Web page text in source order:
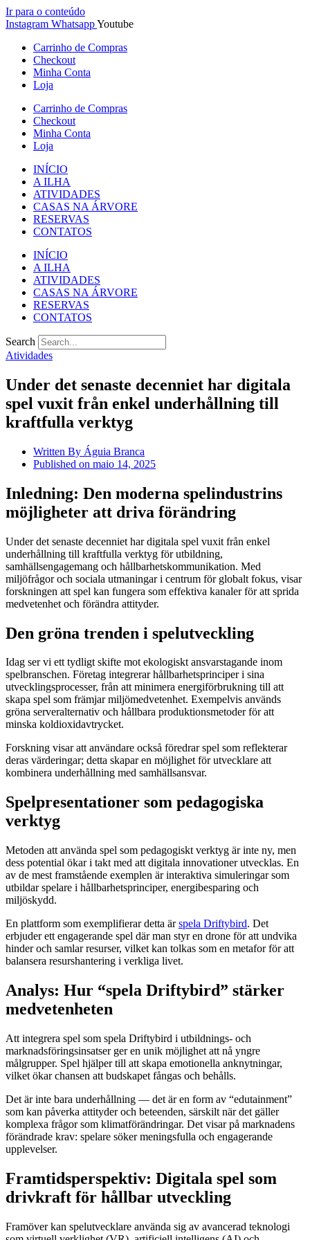
Ir para o conteúdo
Instagram WhatsappYoutube
Carrinho de Compras
Checkout
Minha Conta
Loja
Carrinho de Compras
Checkout
Minha Conta
Loja
INÍCIO
A ILHA
ATIVIDADES
CASAS NA ÁRVORE
RESERVAS
CONTATOS
INÍCIO
A ILHA
ATIVIDADES
CASAS NA ÁRVORE
RESERVAS
CONTATOS
Search
Atividades
Under det senaste decenniet har digitala
spel vuxit från enkel underhållning till
kraftfulla verktyg
Written By Águia Branca
Published on maio 14, 2025
Inledning: Den moderna spelindustrins
möjligheter att driva förändring
Under det senaste decenniet har digitala spel vuxit från enkel
underhållning till kraftfulla verktyg för utbildning,
samhällsengagemang och hållbarhetskommunikation. Med
miljöfrågor och sociala utmaningar i centrum för globalt fokus, visar
forskningen att spel kan fungera som effektiva kanaler för att sprida
medvetenhet och förändra attityder.
Den gröna trenden i spelutveckling
Idag ser vi ett tydligt skifte mot ekologiskt ansvarstagande inom
spelbranschen. Företag integrerar hållbarhetsprinciper i sina
utvecklingsprocesser, från att minimera energiförbrukning till att
skapa spel som främjar miljömedvetenhet. Exempelvis används
gröna serveralternativ och hållbara produktionsmetoder för att
minska koldioxidavtrycket.
Forskning visar att användare också föredrar spel som reflekterar
deras värderingar; detta skapar en möjlighet för utvecklare att
kombinera underhållning med samhällsansvar.
Spelpresentationer som pedagogiska
verktyg
Metoden att använda spel som pedagogiskt verktyg är inte ny, men
dess potential ökar i takt med att digitala innovationer utvecklas. En
av de mest framstående exemplen är interaktiva simuleringar som
utbildar spelare i hållbarhetsprinciper, energibesparing och
miljöskydd.
En plattform som exemplifierar detta ärspela Driftybird. Det
erbjuder ett engagerande spel där man styr en drone för att undvika
hinder och samlar resurser, vilket kan tolkas som en metafor för att
balansera resurshantering i verkliga livet.
Analys: Hur “spela Driftybird” stärker
medvetenheten
Att integrera spel som spela Driftybird i utbildnings- och
marknadsföringsinsatser ger en unik möjlighet att nå yngre
målgrupper. Spel hjälper till att skapa emotionella anknytningar,
vilket ökar chansen att budskapet fångas och behålls.
Det är inte bara underhållning — det är en form av “edutainment”
som kan påverka attityder och beteenden, särskilt när det gäller
komplexa frågor som klimatförändringar. Det visar på marknadens
förändrade krav: spelare söker meningsfulla och engagerande
upplevelser.
Framtidsperspektiv: Digitala spel som
drivkraft för hållbar utveckling
Framöver kan spelutvecklare använda sig av avancerad teknologi